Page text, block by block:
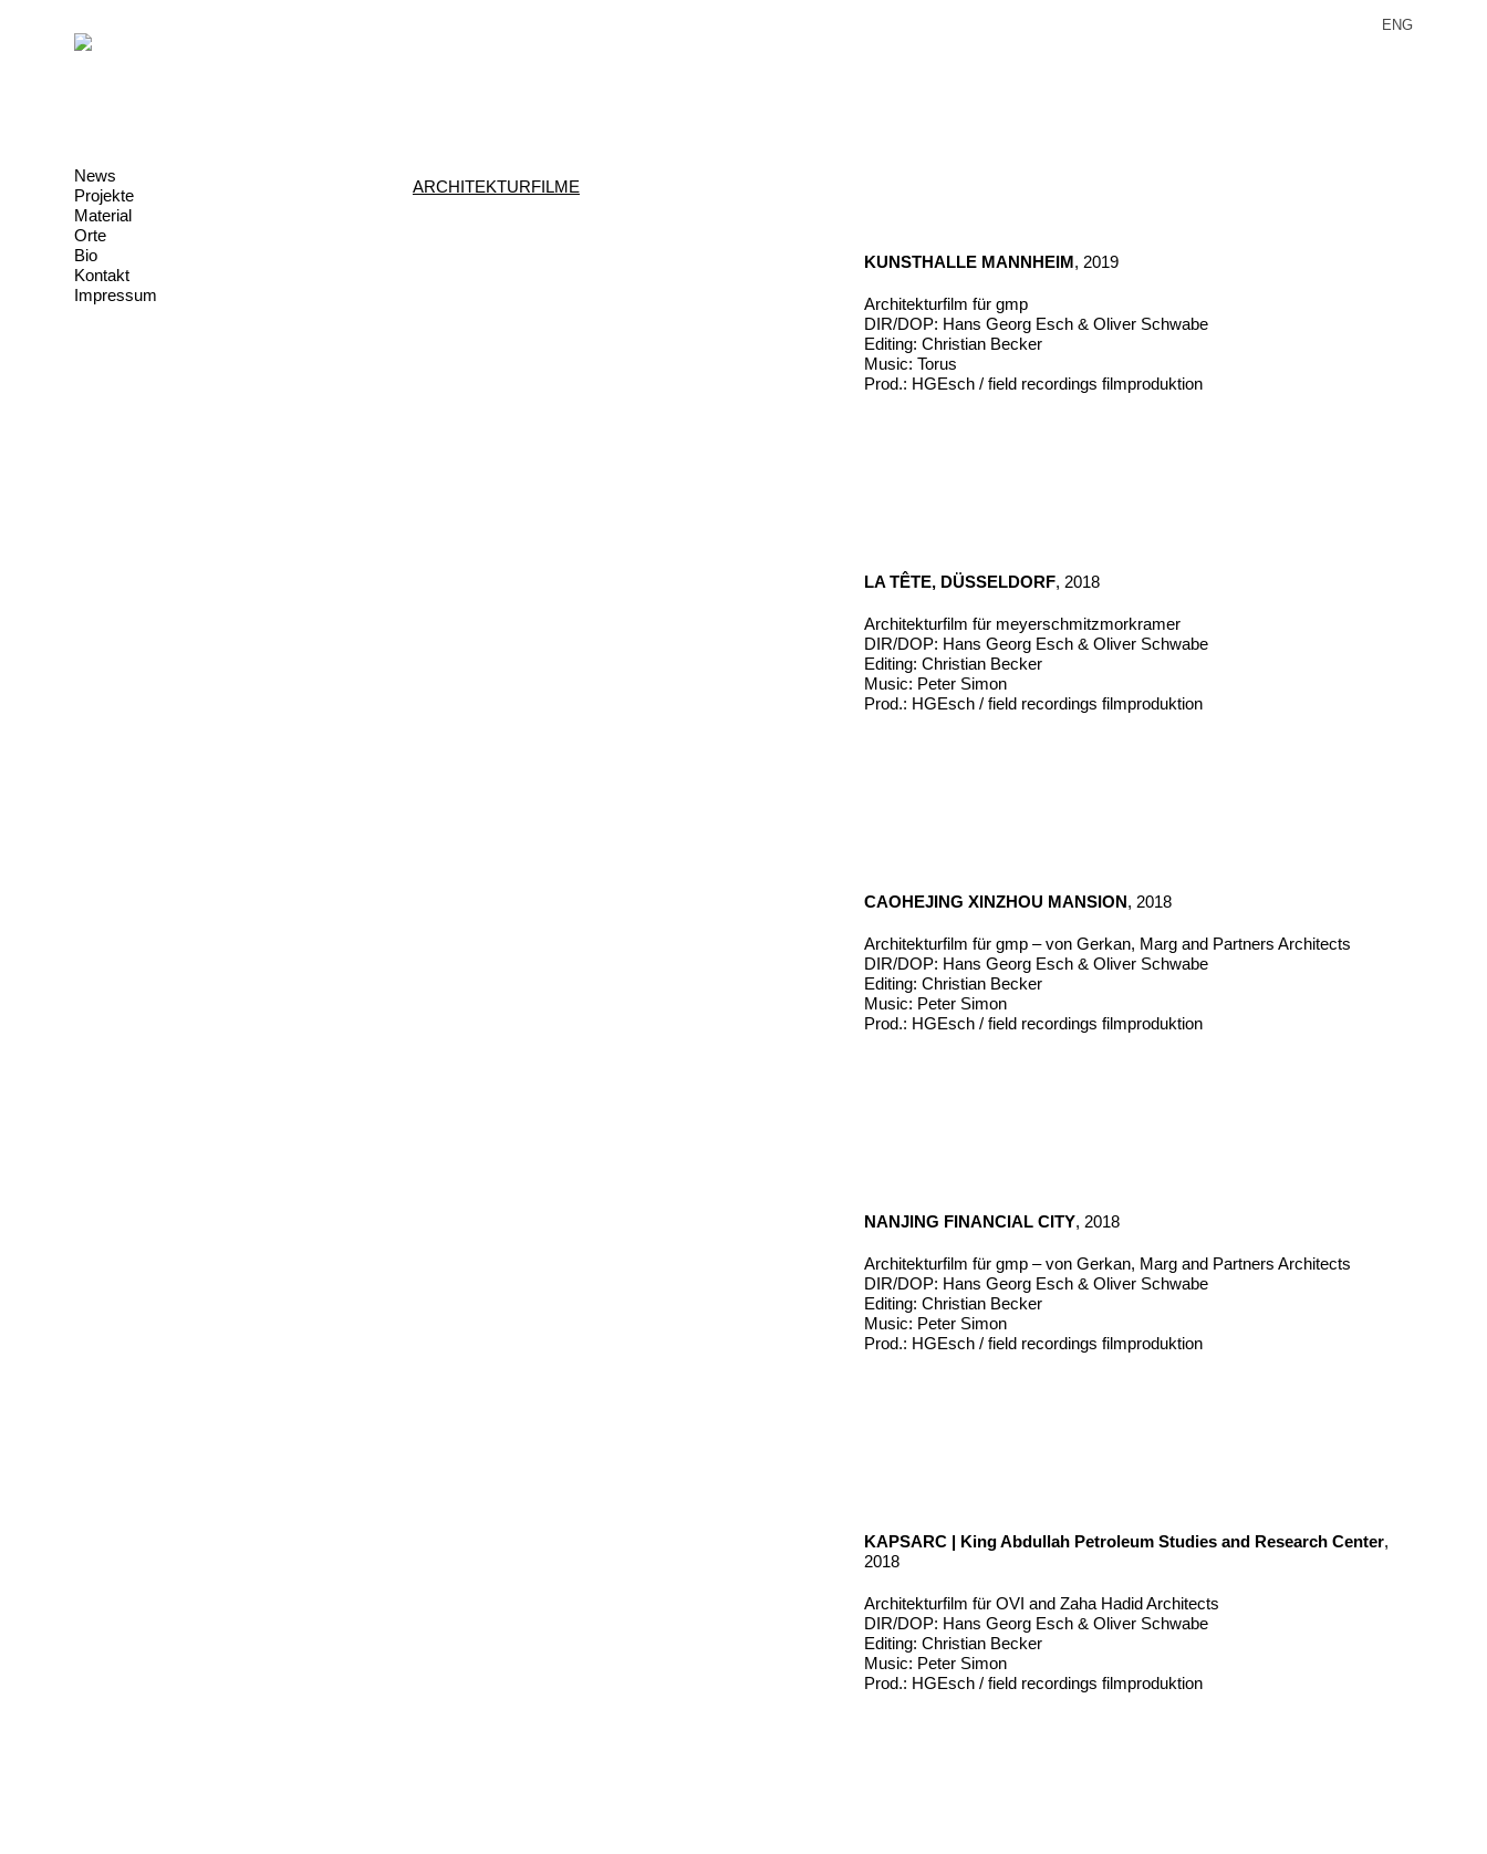
News
Projekte
Material
Orte
Bio
Kontakt
Impressum
ENG
ARCHITEKTURFILME
KUNSTHALLE MANNHEIM, 2019
Architekturfilm für gmp
DIR/DOP: Hans Georg Esch & Oliver Schwabe
Editing: Christian Becker
Music: Torus
Prod.: HGEsch / field recordings filmproduktion
LA TÊTE, DÜSSELDORF, 2018
Architekturfilm für meyerschmitzmorkramer
DIR/DOP: Hans Georg Esch & Oliver Schwabe
Editing: Christian Becker
Music: Peter Simon
Prod.: HGEsch / field recordings filmproduktion
CAOHEJING XINZHOU MANSION, 2018
Architekturfilm für gmp – von Gerkan, Marg and Partners Architects
DIR/DOP: Hans Georg Esch & Oliver Schwabe
Editing: Christian Becker
Music: Peter Simon
Prod.: HGEsch / field recordings filmproduktion
NANJING FINANCIAL CITY, 2018
Architekturfilm für gmp – von Gerkan, Marg and Partners Architects
DIR/DOP: Hans Georg Esch & Oliver Schwabe
Editing: Christian Becker
Music: Peter Simon
Prod.: HGEsch / field recordings filmproduktion
KAPSARC | King Abdullah Petroleum Studies and Research Center,
2018
Architekturfilm für OVI and Zaha Hadid Architects
DIR/DOP: Hans Georg Esch & Oliver Schwabe
Editing: Christian Becker
Music: Peter Simon
Prod.: HGEsch / field recordings filmproduktion